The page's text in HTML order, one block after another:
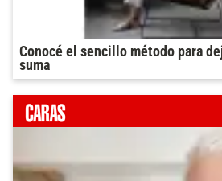
Conocé el sencillo método para
suma